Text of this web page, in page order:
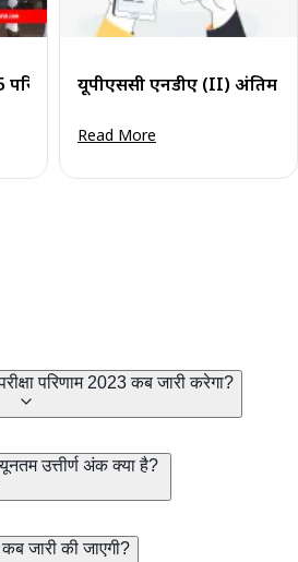
परिणाम (घोषित): अपना परिणाम देखें
यूपीएससी एनडीए (II) अंतिम
Read More
परिणाम 2023 कब जारी करेगा?
उत्तीर्ण अंक क्या है?
जारी की जाएगी?